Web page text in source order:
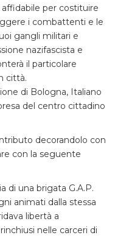
per costituire
i combattenti e le
gangli militari e
nazifascista e
il particolare
città.
di Bologna, Italiano
del centro cittadino
decorandolo con
con la seguente
di una brigata G.A.P.
animati dalla stessa
libertà a
nelle carceri di